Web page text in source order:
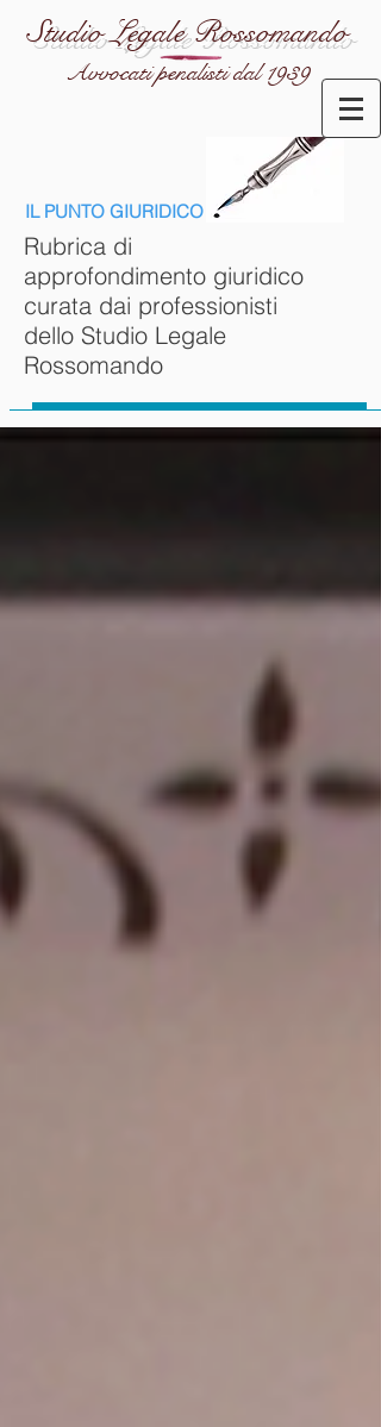
Studio Legale Rossomando
Avvocati penalisti dal 1939
IL PUNTO GIURIDICO
Rubrica di
approfondimento giuridico
curata dai professionisti
dello Studio Legale
Rossomando